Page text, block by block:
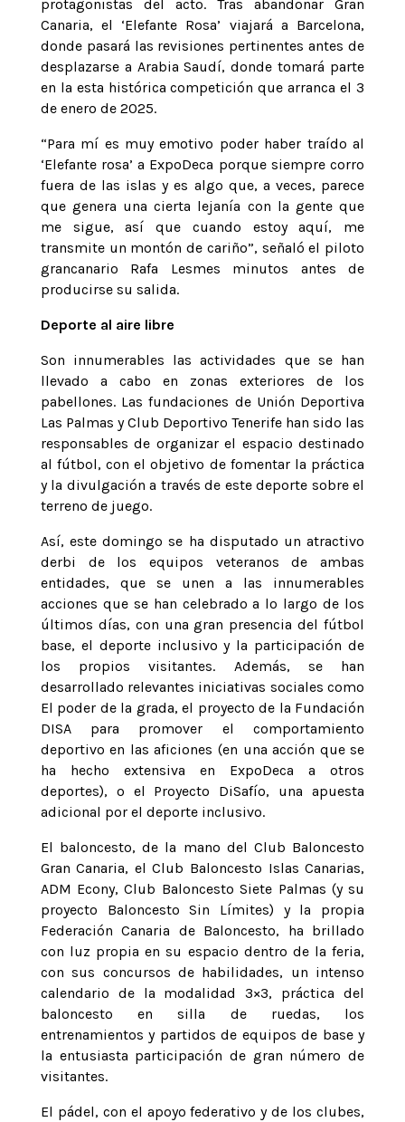
protagonistas del acto. Tras abandonar Gran
Canaria, el ‘Elefante Rosa’ viajará a Barcelona,
donde pasará las revisiones pertinentes antes de
desplazarse a Arabia Saudí, donde tomará parte
en la esta histórica competición que arranca el 3
de enero de 2025.
“Para mí es muy emotivo poder haber traído al
‘Elefante rosa’ a ExpoDeca porque siempre corro
fuera de las islas y es algo que, a veces, parece
que genera una cierta lejanía con la gente que
me sigue, así que cuando estoy aquí, me
transmite un montón de cariño”, señaló el piloto
grancanario Rafa Lesmes minutos antes de
producirse su salida.
Deporte al aire libre
Son innumerables las actividades que se han
llevado a cabo en zonas exteriores de los
pabellones. Las fundaciones de Unión Deportiva
Las Palmas y Club Deportivo Tenerife han sido las
responsables de organizar el espacio destinado
al fútbol, con el objetivo de fomentar la práctica
y la divulgación a través de este deporte sobre el
terreno de juego.
Así, este domingo se ha disputado un atractivo
derbi de los equipos veteranos de ambas
entidades, que se unen a las innumerables
acciones que se han celebrado a lo largo de los
últimos días, con una gran presencia del fútbol
base, el deporte inclusivo y la participación de
los propios visitantes. Además, se han
desarrollado relevantes iniciativas sociales como
El poder de la grada, el proyecto de la Fundación
DISA para promover el comportamiento
deportivo en las aficiones (en una acción que se
ha hecho extensiva en ExpoDeca a otros
deportes), o el Proyecto DiSafío, una apuesta
adicional por el deporte inclusivo.
El baloncesto, de la mano del Club Baloncesto
Gran Canaria, el Club Baloncesto Islas Canarias,
ADM Econy, Club Baloncesto Siete Palmas (y su
proyecto Baloncesto Sin Límites) y la propia
Federación Canaria de Baloncesto, ha brillado
con luz propia en su espacio dentro de la feria,
con sus concursos de habilidades, un intenso
calendario de la modalidad 3×3, práctica del
baloncesto en silla de ruedas, los
entrenamientos y partidos de equipos de base y
la entusiasta participación de gran número de
visitantes.
El pádel, con el apoyo federativo y de los clubes,